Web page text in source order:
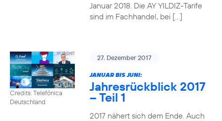
Januar 2018. Die AY YILDIZ-Tarife
sind im Fachhandel, bei […]
Credits: Telefónica
Deutschland
27. Dezember 2017
JANUAR BIS JUNI:
Jahresrückblick 2017
– Teil 1
2017 nähert sich dem Ende. Auch